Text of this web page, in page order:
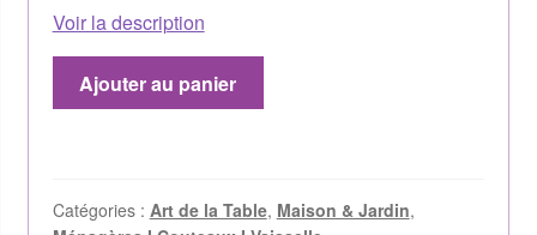
Voir la description
Ajouter au panier
Catégories : Art de la Table, Maison & Jardin,